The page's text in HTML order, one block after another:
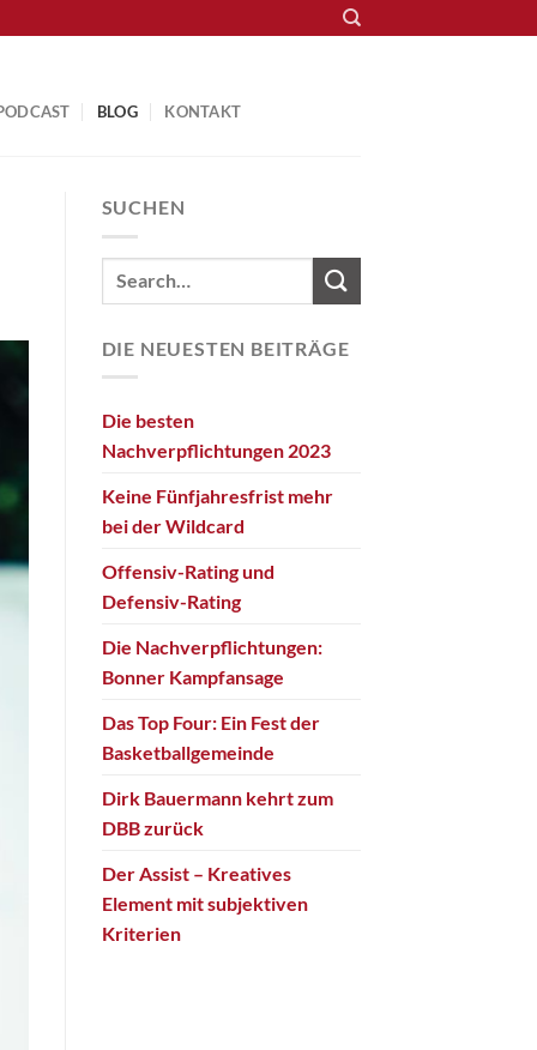
BLOG KONTAKT
SUCHEN
DIE NEUESTEN BEITRÄGE
Die besten
Nachverpflichtungen 2023
Keine Fünfjahresfrist mehr
bei der Wildcard
Offensiv-Rating und
Defensiv-Rating
Die Nachverpflichtungen:
Bonner Kampfansage
Das Top Four: Ein Fest der
Basketballgemeinde
Dirk Bauermann kehrt zum
DBB zurück
Der Assist – Kreatives
Element mit subjektiven
Kriterien